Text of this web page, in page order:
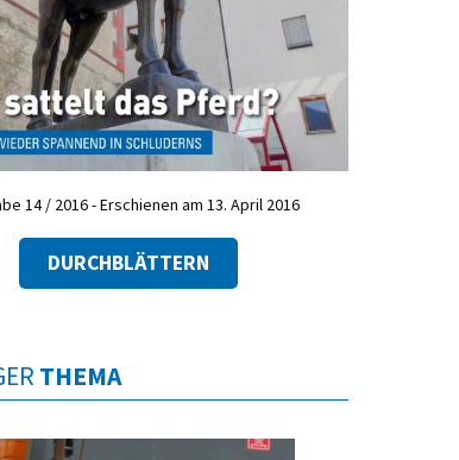
14 / 2016 - Erschienen am 13. April 2016
DURCHBLÄTTERN
THEMA